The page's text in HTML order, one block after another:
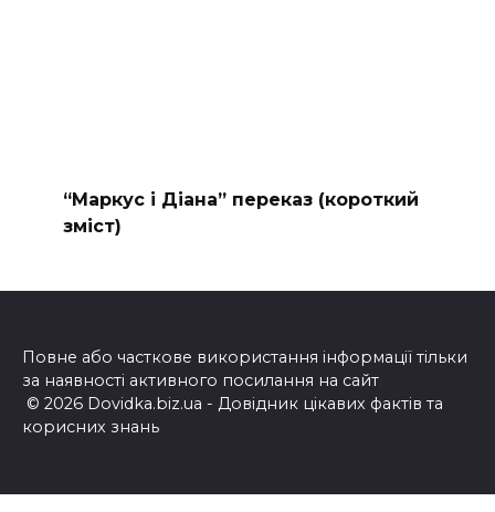
“Маркус і Діана” переказ (короткий
зміст)
Повне або часткове використання інформації тільки
за наявності активного посилання на сайт
© 2026 Dovidka.biz.ua - Довідник цікавих фактів та
корисних знань